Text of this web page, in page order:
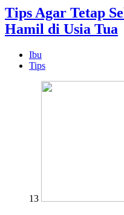
Tips Agar Tetap
Hamil di Usia Tua
Ibu
Tips
13